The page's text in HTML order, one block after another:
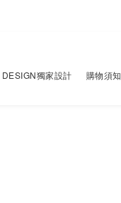
DESIGN獨家設計 購物須知